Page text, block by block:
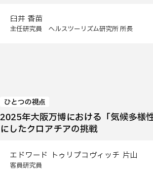
臼井 香苗
主任研究員 ヘルスツーリズム研究所 所長
ひとつの視点
2025年大阪万博における「気候多様
にしたクロアチアの挑戦
エドワード トゥリプコヴィッチ 片山
客員研究員